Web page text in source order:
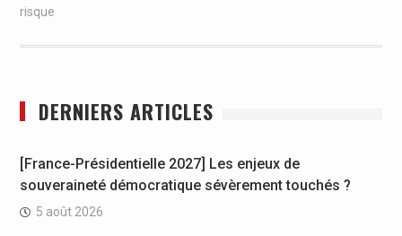
risque
DERNIERS ARTICLES
[France-Présidentielle 2027] Les enjeux de
souveraineté démocratique sévèrement touchés ?
5 août 2026